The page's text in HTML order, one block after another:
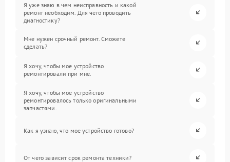
Я уже знаю в чем неисправность и какой
ремонт необходим. Для чего проводить
диагностику?
Мне нужен срочный ремонт. Сможете
сделать?
Я хочу, чтобы мое устройство
ремонтировали при мне.
Я хочу, чтобы мое устройство
ремонтировалось только оригинальными
запчастями.
Как я узнаю, что мое устройство готово?
От чего зависит срок ремонта техники?